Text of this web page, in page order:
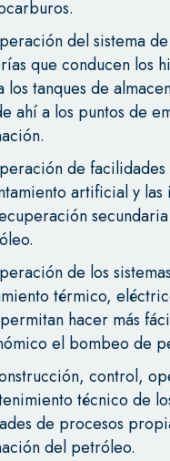
del sistema
que conducen los
los tanques de
ahí a los puntos de
de facilidades
artificial y las
de los
térmico,
hacer más
el bombeo de
control,
técnico de
de procesos
del petróleo.